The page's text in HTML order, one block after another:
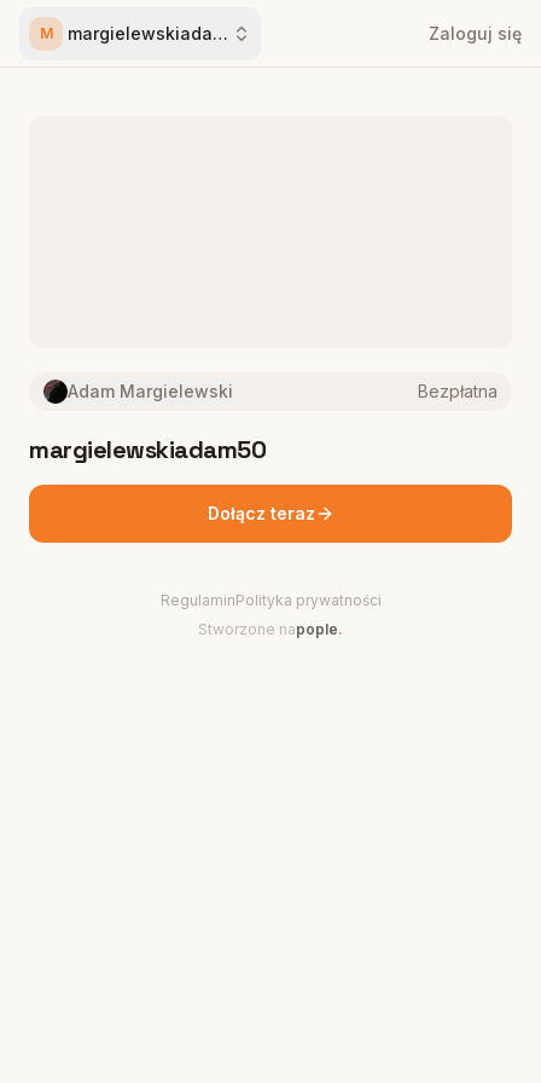
M margielewskiadam50 Zaloguj się
Adam Margielewski Bezpłatna
margielewskiadam50
Dołącz teraz
RegulaminPolityka prywatności
Stworzone napople.